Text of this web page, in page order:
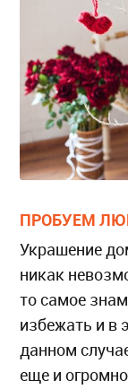
ПРОБУЕМ
Украшение
никак
то самое
избежать и в
данном
еще и